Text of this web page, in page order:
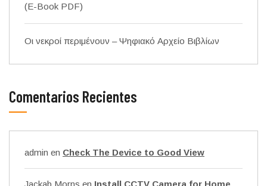
(E-Book PDF)
Οι νεκροί περιμένουν – Ψηφιακό Αρχείο Βιβλίων
Comentarios Recientes
admin en Check The Device to Good View
Jackab Morns en Install CCTV Camera for Home